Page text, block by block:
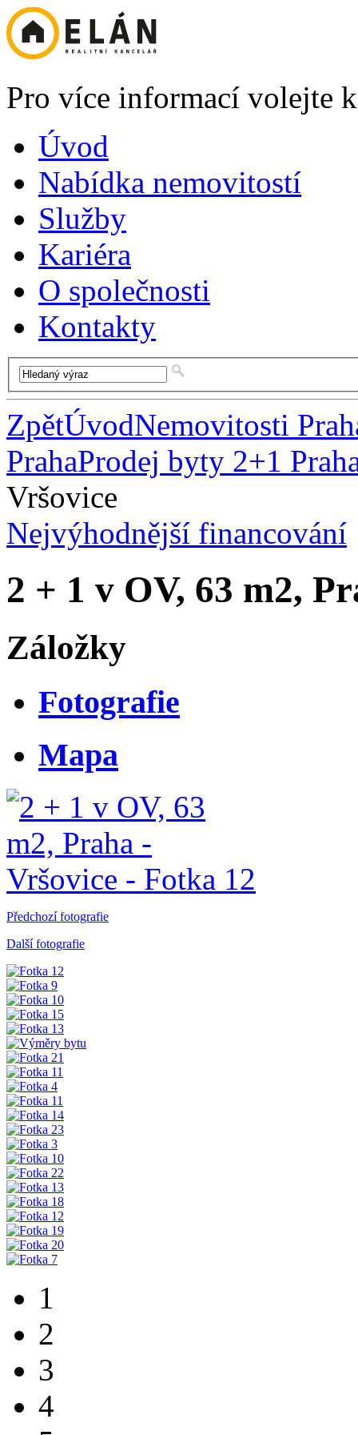
Pro více informací volejte
Úvod
Nabídka nemovitostí
Služby
Kariéra
O společnosti
Kontakty
ZpětÚvodNemovitosti
PrahaProdej byty 2+1
Vršovice
Nejvýhodnější financování
2 + 1 v OV, 63 m2,
Záložky
Fotografie
Mapa
Předchozí fotografie
Další fotografie
1
2
3
4